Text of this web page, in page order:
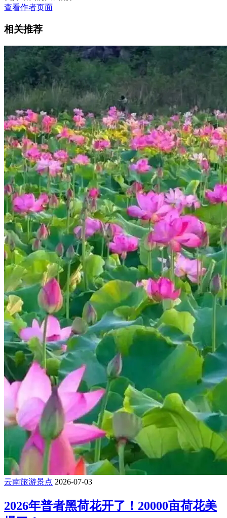
查看作者页面
相关推荐
云南旅游景点 2026-07-03
2026年普者黑荷花开了！20000亩荷花美